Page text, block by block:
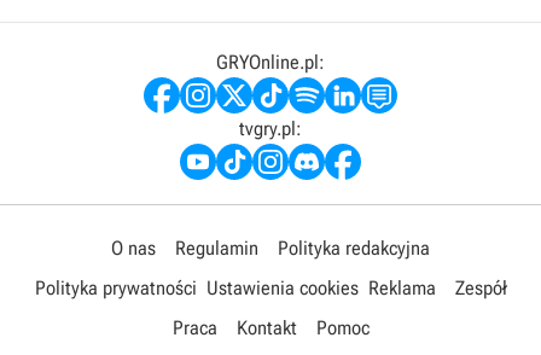
GRYOnline.pl:
tvgry.pl:
O nas Regulamin
Polityka redakcyjna
Polityka prywatności Ustawienia cookies Reklama
Zespół
Praca
Kontakt Pomoc